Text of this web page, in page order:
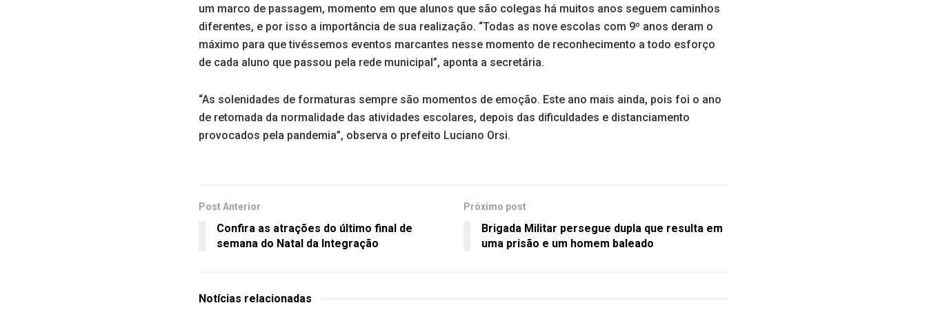
um marco de passagem, momento em que alunos que são colegas há muitos anos seguem caminhos
diferentes, e por isso a importância de sua realização. “Todas as nove escolas com 9º anos deram o
máximo para que tivéssemos eventos marcantes nesse momento de reconhecimento a todo esforço
de cada aluno que passou pela rede municipal”, aponta a secretária.
“As solenidades de formaturas sempre são momentos de emoção. Este ano mais ainda, pois foi o ano
de retomada da normalidade das atividades escolares, depois das dificuldades e distanciamento
provocados pela pandemia”, observa o prefeito Luciano Orsi.
Post Anterior
Confira as atrações do último final de
semana do Natal da Integração
Próximo post
Brigada Militar persegue dupla que resulta em
uma prisão e um homem baleado
Notícias relacionadas